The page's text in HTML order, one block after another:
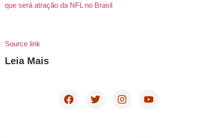
que será atração da NFL no Brasil
Source link
Leia Mais